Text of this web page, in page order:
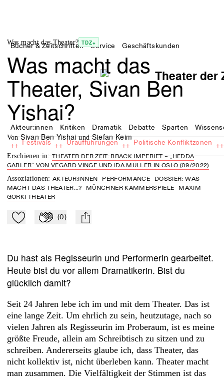
Bücher & Zeitschriften Service Geschäftskunden
Akteur:innen Kritiken Dramatik Debatte Sparten
++ Festivals ++ Uraufführungen ++ Politische Konfliktzonen ++
Was macht das Theater? TDZ+
Was macht das
Theater, Sivan Ben
Yishai?
von Sivan Ben Yishai und Stefan Keim
Erschienen in:THEATER DER ZEIT: BRACK IMPERIET – „HEDDA
GABLER“ VON VEGARD VINGE UND IDA MÜLLER IN OSLO (09/2022)
Assoziationen:AKTEUR:INNEN PERFORMANCE
DOSSIER: WAS
MACHT DAS THEATER...?
MÜNCHNER KAMMERSPIELE
MAXIM
GORKI THEATER
Zu Mein-TdZ hinzufügen
Applaudieren
(0) mail
Du hast als Regisseurin und Performerin gearbeitet.
Heute bist du vor allem Dramatikerin. Bist du
glücklich damit?
Seit 24 Jahren lebe ich im und mit dem Theater. Das ist
eine lange Zeit. Um ehrlich zu sein, heutzutage, nach so
vielen Jahren als Regisseurin im Proberaum, ist es meine
größte Freude, allein am Schreibtisch zu sitzen und zu
schreiben. Andererseits glaube ich, dass Theater, das
nicht kollektiv ist, nicht überleben kann. Theater macht
man zusammen. Die Vielfältigkeit der Stimmen ist das